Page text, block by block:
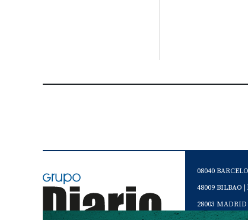
08040
48009 BILBAO |
28003 MADRID |